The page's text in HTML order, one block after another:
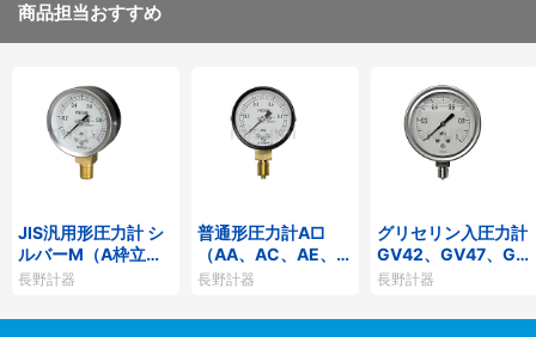
商品担当おすすめ
JIS汎用形圧力計 シ
ルバーM（A枠立
形・Φ60・テーパー
長野計器
普通形圧力計A□
（AA、AC、AE、A
G、AJ）
長野計器
グリセリン入圧力計
GV42、GV47、GV
50、GV51、GV5
長野計器